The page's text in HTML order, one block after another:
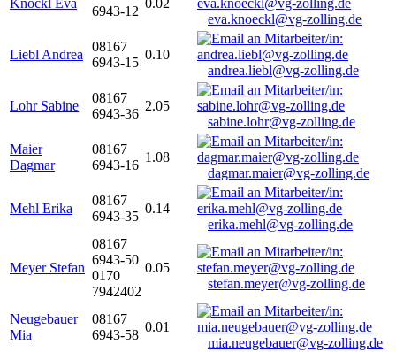
Knöckl Eva
6943-12
0.02
eva.knoeckl@vg-zolling.de
Liebl Andrea
08167
6943-15
0.10
andrea.liebl@vg-zolling.de
Lohr Sabine
08167
6943-36
2.05
sabine.lohr@vg-zolling.de
Maier
Dagmar
08167
6943-16
1.08
dagmar.maier@vg-zolling.de
Mehl Erika
08167
6943-35
0.14
erika.mehl@vg-zolling.de
Meyer Stefan
08167
6943-50
0170
7942402
0.05
stefan.meyer@vg-zolling.de
Neugebauer
Mia
08167
6943-58
0.01
mia.neugebauer@vg-zolling.de